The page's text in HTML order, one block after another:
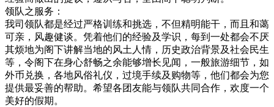
领队之服务：
我司领队都是经过严格训练和挑选，不但精明能干，而且和蔼
可亲，风趣健谈。凭着他们的经验及学识，每到一处都会不厌
其烦地为阁下讲解当地的风土人情，历史政治背景及社会民生
等，令阁下在身心舒畅之余能够增长见闻，一般旅游细节，如
外币兑换，各地风俗礼仪，过境手续及购物等，他们都会为您
提供最妥善的帮助。希望各团友能与领队共同合作，欢度一个
美好的假期。